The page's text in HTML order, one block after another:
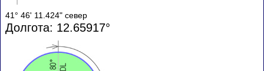
41° 46' 11.424" север
Долгота: 12.65917°